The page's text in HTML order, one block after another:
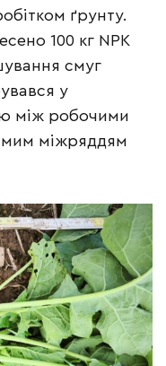
ґрунту.
100 кг NPK
смуг
у
між робочими
міжряддям